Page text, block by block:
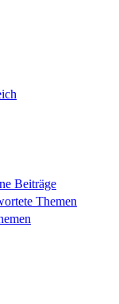
Beiträge
Themen